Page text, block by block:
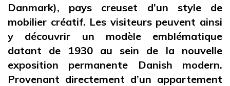
Danmark), pays creuset d’un style de
mobilier créatif. Les visiteurs peuvent ainsi
y découvrir un modèle emblématique
datant de 1930 au sein de la nouvelle
exposition permanente Danish modern.
Provenant directement d’un appartement